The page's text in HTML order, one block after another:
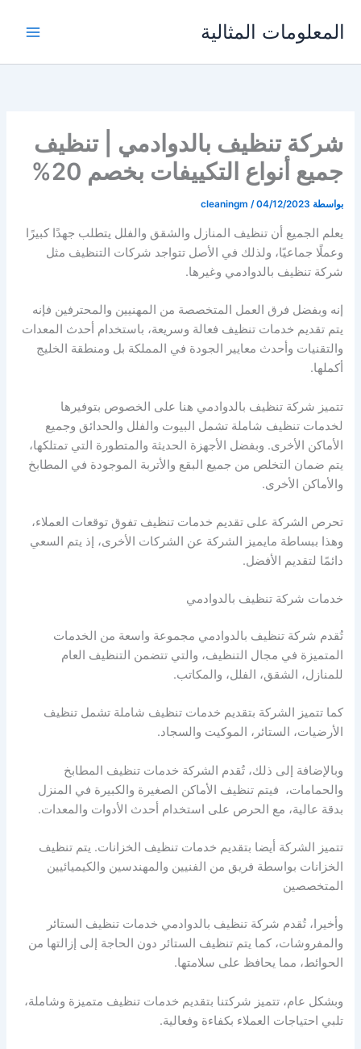
المعلومات المثالية
شركة تنظيف بالدوادمي | تنظيف
جميع أنواع التكييفات بخصم 20%
بواسطة cleaningm /04/12/2023
يعلم الجميع أن تنظيف المنازل والشقق والفلل يتطلب جهدًا كبيرًا
وعملًا جماعيًا، ولذلك في الأصل تتواجد شركات التنظيف مثل
شركة تنظيف بالدوادمي وغيرها.
إنه وبفضل فرق العمل المتخصصة من المهنيين والمحترفين فإنه
يتم تقديم خدمات تنظيف فعالة وسريعة، باستخدام أحدث المعدات
والتقنيات وأحدث معايير الجودة في المملكة بل ومنطقة الخليج
أكملها.
تتميز شركة تنظيف بالدوادمي هنا على الخصوص بتوفيرها
لخدمات تنظيف شاملة تشمل البيوت والفلل والحدائق وجميع
الأماكن الأخرى. وبفضل الأجهزة الحديثة والمتطورة التي تمتلكها،
يتم ضمان التخلص من جميع البقع والأتربة الموجودة في المطابخ
والأماكن الأخرى.
تحرص الشركة على تقديم خدمات تنظيف تفوق توقعات العملاء،
وهذا ببساطة مايميز الشركة عن الشركات الأخرى، إذ يتم السعي
دائمًا لتقديم الأفضل.
خدمات شركة تنظيف بالدوادمي
تُقدم شركة تنظيف بالدوادمي مجموعة واسعة من الخدمات
المتميزة في مجال التنظيف، والتي تتضمن التنظيف العام
للمنازل، الشقق، الفلل، والمكاتب.
كما تتميز الشركة بتقديم خدمات تنظيف شاملة تشمل تنظيف
الأرضيات، الستائر، الموكيت والسجاد.
وبالإضافة إلى ذلك، تُقدم الشركة خدمات تنظيف المطابخ
والحمامات، فيتم تنظيف الأماكن الصغيرة والكبيرة في المنزل
بدقة عالية، مع الحرص على استخدام أحدث الأدوات والمعدات.
تتميز الشركة أيضا بتقديم خدمات تنظيف الخزانات. يتم تنظيف
الخزانات بواسطة فريق من الفنيين والمهندسين والكيميائيين
المتخصصين
وأخيرا، تُقدم شركة تنظيف بالدوادمي خدمات تنظيف الستائر
والمفروشات، كما يتم تنظيف الستائر دون الحاجة إلى إزالتها من
الحوائط، مما يحافظ على سلامتها.
وبشكل عام، تتميز شركتنا بتقديم خدمات تنظيف متميزة وشاملة،
تلبي احتياجات العملاء بكفاءة وفعالية.